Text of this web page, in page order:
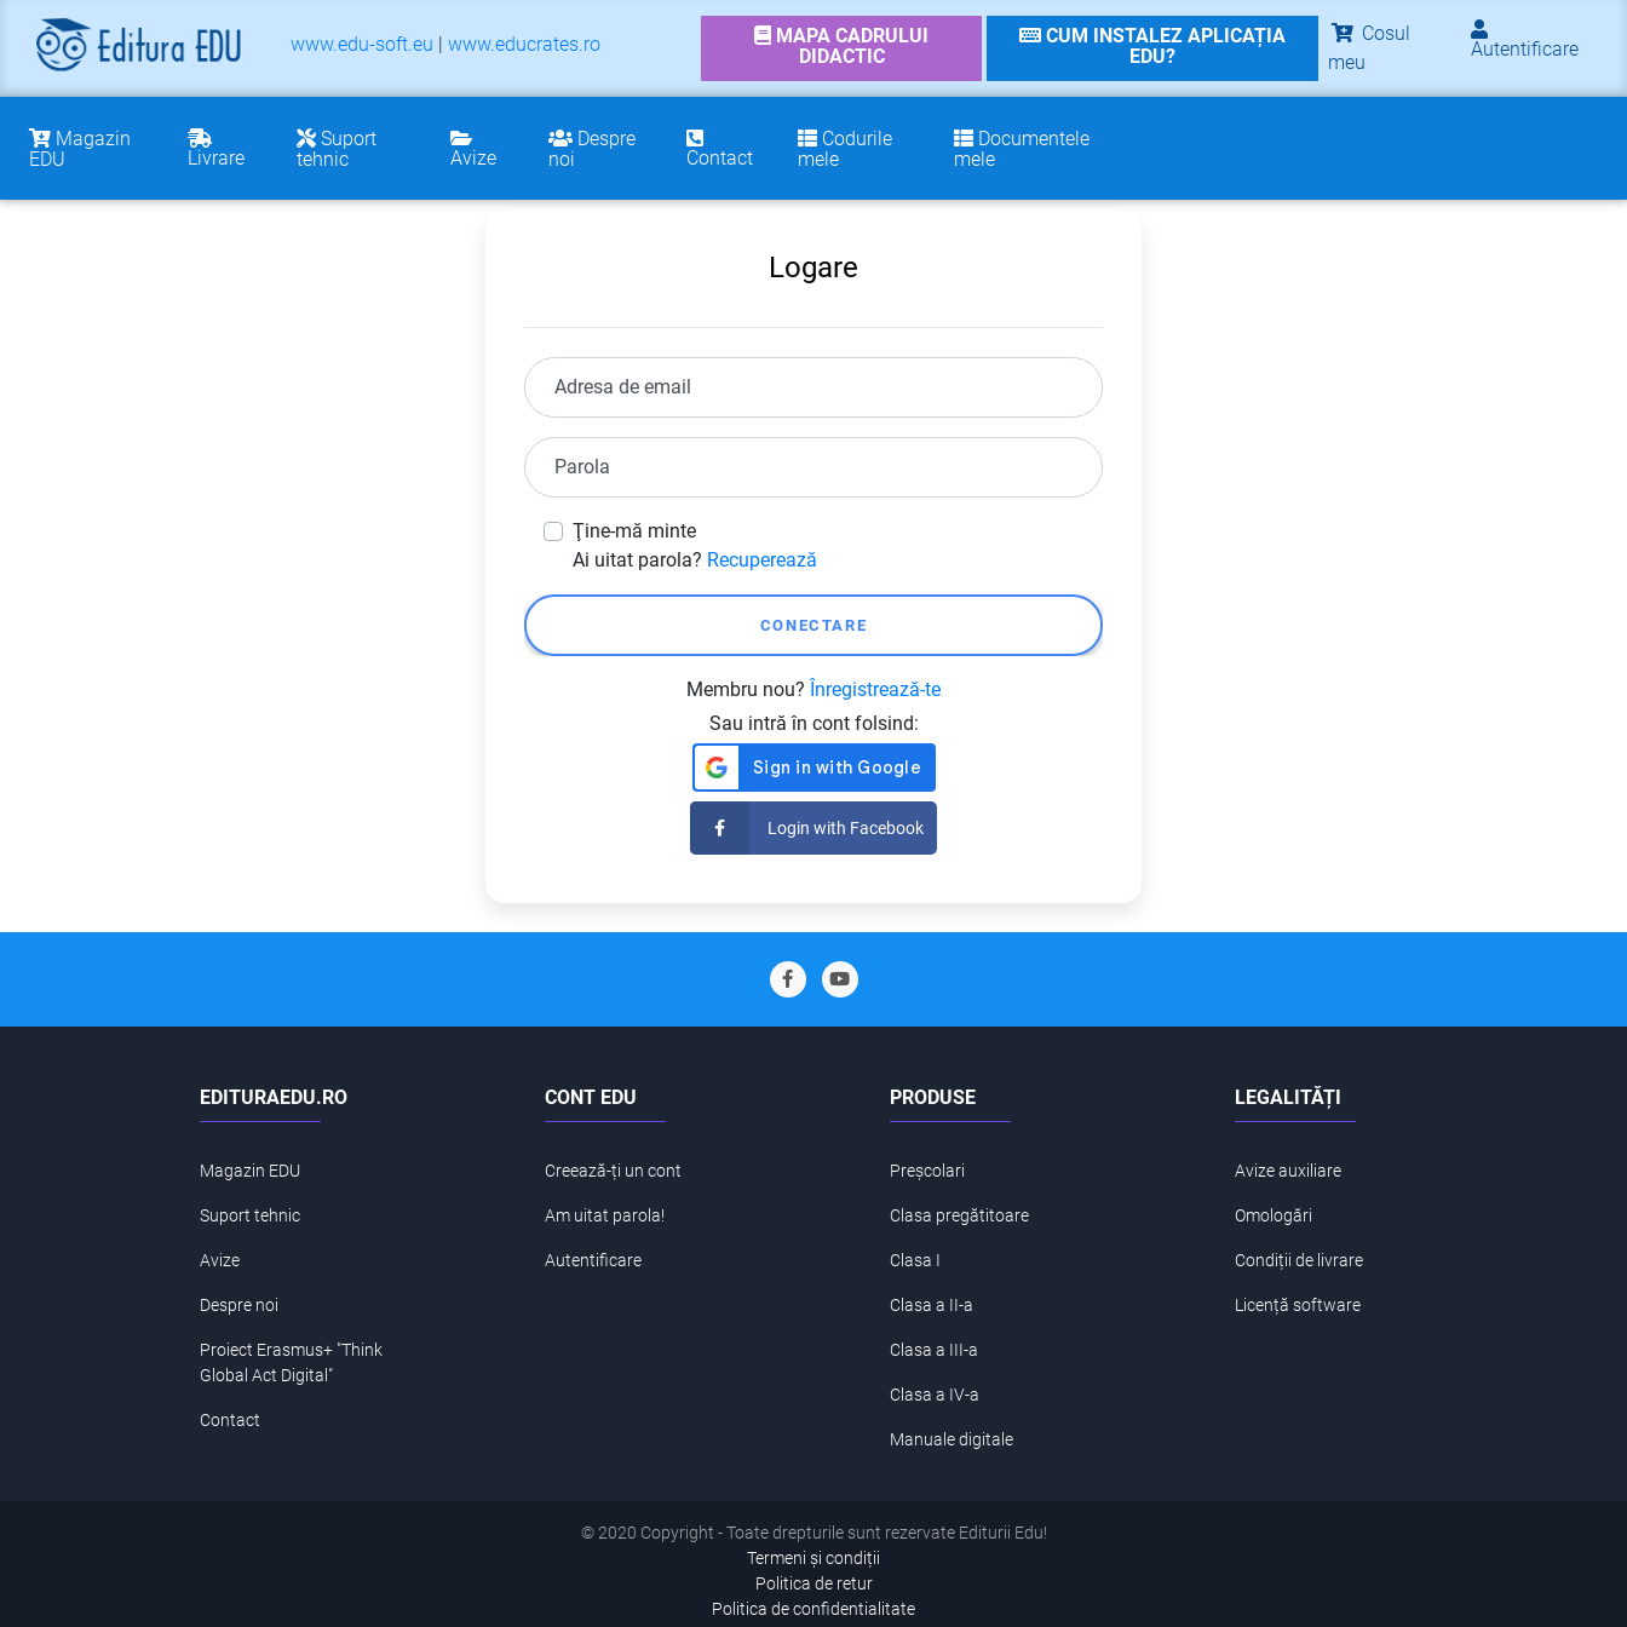
www.edu-soft.eu | www.educrates.ro
MAPA CADRULUI
DIDACTIC
CUM INSTALEZ APLICAȚIA
EDU?
Cosul
meu
Autentificare
Magazin
EDU
Livrare
Suport
tehnic
Avize
Despre
noi
Contact
Codurile
mele
Documentele
mele
Logare
Adresa de email
Parola
Ţine-mă minte
Ai uitat parola? Recuperează
Membru nou? Înregistrează-te
Sau intră în cont folsind:
Login with Facebook
EDITURAEDU.RO
Magazin EDU
Suport tehnic
Avize
Despre noi
Proiect Erasmus+ "Think
Global Act Digital"
Contact
CONT EDU
Creează-ți un cont
Am uitat parola!
Autentificare
PRODUSE
Preșcolari
Clasa pregătitoare
Clasa I
Clasa a II-a
Clasa a III-a
Clasa a IV-a
Manuale digitale
LEGALITĂȚI
Avize auxiliare
Omologări
Condiții de livrare
Licență software
© 2020 Copyright - Toate drepturile sunt rezervate Editurii Edu!
Termeni și condiții
Politica de retur
Politica de confidentialitate